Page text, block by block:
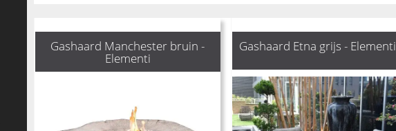
Gashaard Manchester bruin -
Elementi
Gashaard Etna grijs - Elementi